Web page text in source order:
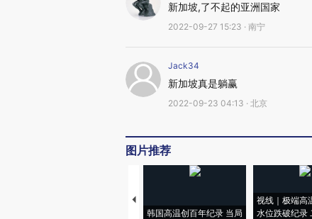
新加坡,了不起的亚洲国家
2022-09-27 15:23 · 南宁
Jack34
新加坡真是躺赢
2022-09-23 04:13 · 北京
图片推荐
韩国高温创百年纪录 当局
视线｜极端高
水位跌破纪录